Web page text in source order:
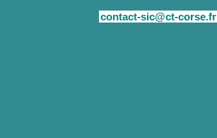
contact-sic@ct-corse.fr